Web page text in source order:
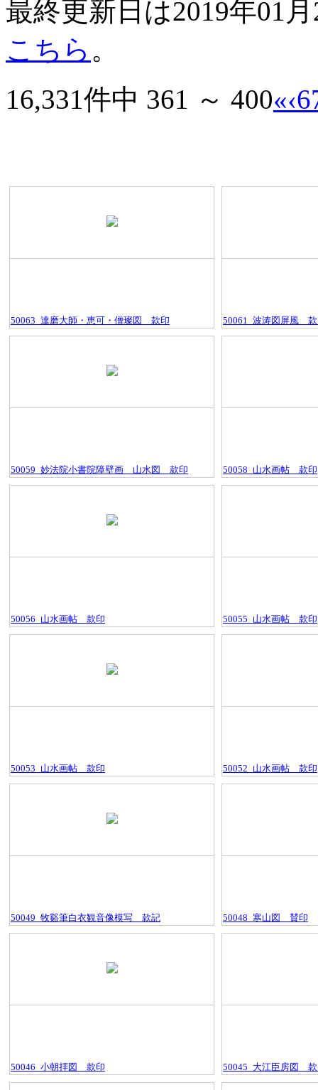
最終更新日は2019年01
こちら 。
16,331件中 361 ～ 400«‹6
50063_達磨大師・恵可・僧璨図＿款印 50061_波涛図屏風＿
50059_妙法院小書院障壁画＿山水図＿款印 50058_山水画帖＿款印
50056_山水画帖＿款印 50055_山水画帖＿款印
50053_山水画帖＿款印 50052_山水画帖＿款印
50049_牧谿筆白衣観音像模写＿款記 50048_寒山図＿賛印
50046_小朝拝図＿款印 50045_大江臣房図＿